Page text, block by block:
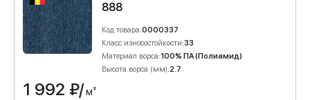
888
Код товара:0000337
Класс износостойкости:33
Материал ворса:100% ПА (Полиамид)
Высота ворса (мм):2.7
1 992 ₽/м²